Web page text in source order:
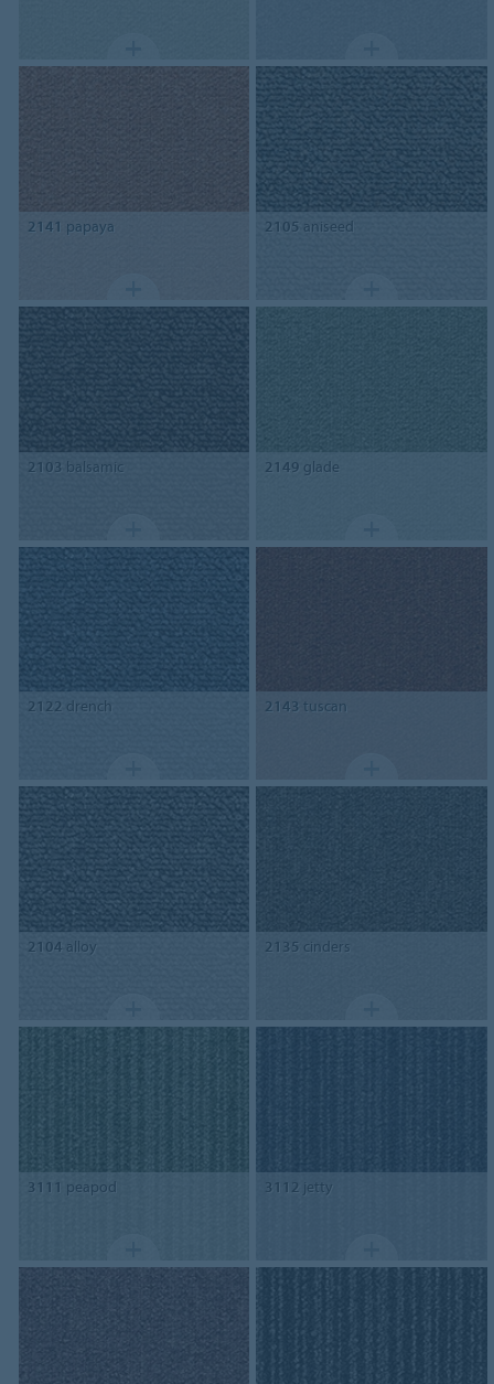
2141 papaya 2105 aniseed
2103 balsamic 2149 glade
2122 drench 2143 tuscan
2104 alloy 2135 cinders
3111 peapod 3112 jetty